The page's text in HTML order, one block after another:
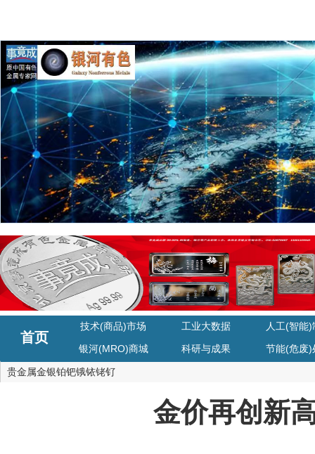
首页
技术(商品)市场 工业大数据
人工(智能)
银河(MRO)商城
科研与成果 节能(危废)
贵金属金银铂钯锇铱铑钌
金价再创新